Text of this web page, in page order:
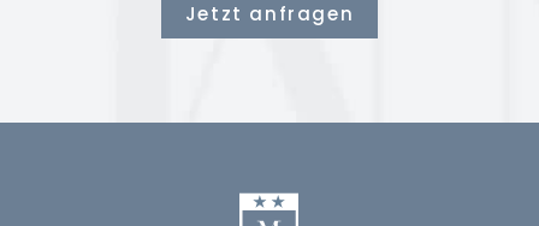
Jetzt anfragen